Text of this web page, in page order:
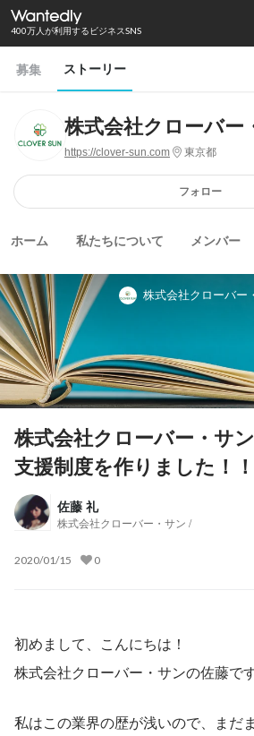
400万人が利用するビジネスSNS
募集 ストーリー
株式会社クローバー
https://clover-sun.com 東京都
フォロー
ホーム 私たちについて メンバー
株式会社クローバー
株式会社クローバー・サ
支援制度を作りました！！
佐藤 礼
株式会社クローバー・サン /
2020/01/15 0
初めまして、こんにちは！
株式会社クローバー・サンの佐藤です
私はこの業界の歴が浅いので、まだ